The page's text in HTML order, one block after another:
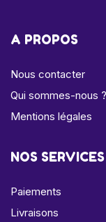
A PROPOS
Nous contacter
Qui sommes-nous ?
Mentions légales
NOS SERVICES
Paiements
Livraisons